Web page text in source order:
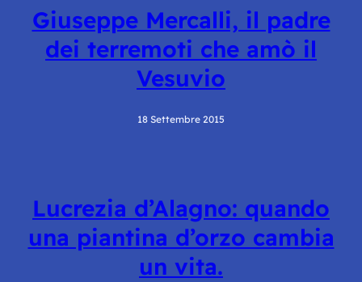
Giuseppe Mercalli, il padre
dei terremoti che amò il
Vesuvio
18 Settembre 2015
Lucrezia d’Alagno: quando
una piantina d’orzo cambia
un vita.